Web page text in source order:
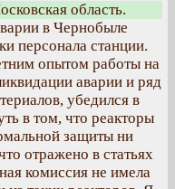
область.
в Чернобыле
персонала станции.
опытом работы на
аварии и ряд
убедился в
в том, что реакторы
защиты ни
отражено в статьях
комиссия не имела